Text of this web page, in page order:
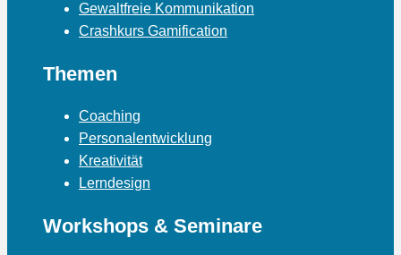
Gewaltfreie Kommunikation
Crashkurs Gamification
Themen
Coaching
Personalentwicklung
Kreativität
Lerndesign
Workshops & Seminare